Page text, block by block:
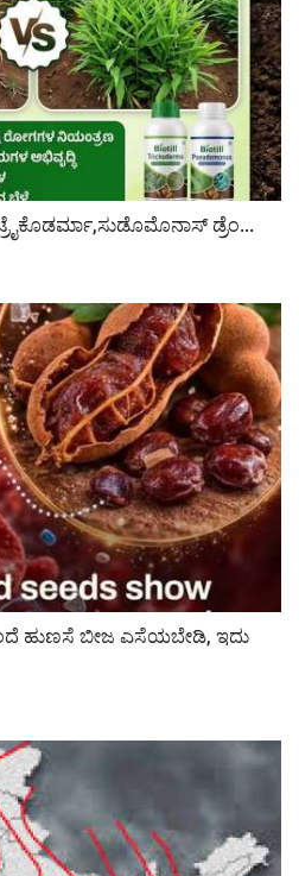
ಡ್ರೆಂ...
ಹುಣಸೆ ಬೀಜ ಎಸೆಯಬೇಡಿ, ಇದು